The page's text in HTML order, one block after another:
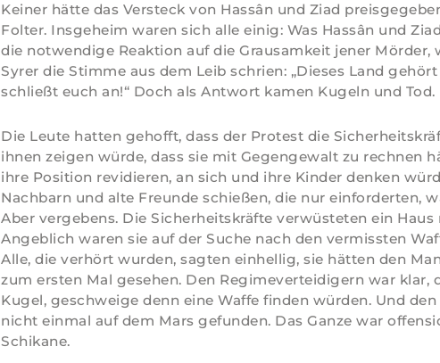
Keiner hätte das Versteck von Hassân und Ziad
Folter. Insgeheim waren sich alle einig: Was Hassân und
die notwendige Reaktion auf die Grausamkeit jener Mörder,
Syrer die Stimme aus dem Leib schrien: „Dieses Land
schließt euch an!“ Doch als Antwort kamen Kugeln und Tod.
Die Leute hatten gehofft, dass der Protest die
ihnen zeigen würde, dass sie mit Gegengewalt zu rechnen
ihre Position revidieren, an sich und ihre Kinder denken
Nachbarn und alte Freunde schießen, die nur einforderten,
Aber vergebens. Die Sicherheitskräfte verwüsteten ein Haus
Angeblich waren sie auf der Suche nach den vermissten
Alle, die verhört wurden, sagten einhellig, sie hätten den
zum ersten Mal gesehen. Den Regimeverteidigern war klar,
Kugel, geschweige denn eine Waffe finden würden. Und
nicht einmal auf dem Mars gefunden. Das Ganze war
Schikane.